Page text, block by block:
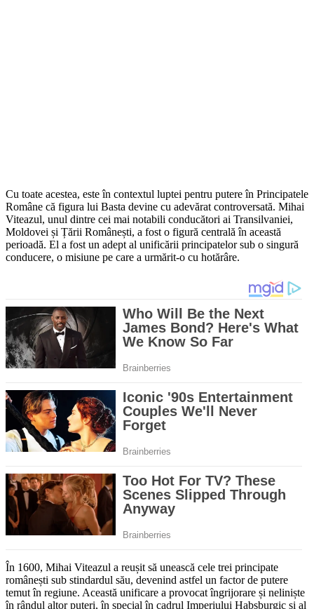
Cu toate acestea, este în contextul luptei pentru putere în Principatele
Române că figura lui Basta devine cu adevărat controversată. Mihai
Viteazul, unul dintre cei mai notabili conducători ai Transilvaniei,
Moldovei și Țării Românești, a fost o figură centrală în această
perioadă. El a fost un adept al unificării principatelor sub o singură
conducere, o misiune pe care a urmărit-o cu hotărâre.
În 1600, Mihai Viteazul a reușit să unească cele trei principate
românești sub stindardul său, devenind astfel un factor de putere
temut în regiune. Această unificare a provocat îngrijorare și neliniște
în rândul altor puteri, în special în cadrul Imperiului Habsburgic și al